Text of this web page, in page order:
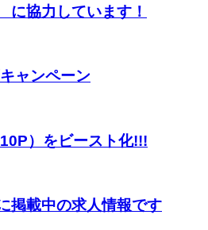
協力しています！
ャンペーン
）をビースト化!!!
掲載中の求人情報です